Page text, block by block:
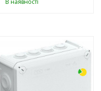
-3%